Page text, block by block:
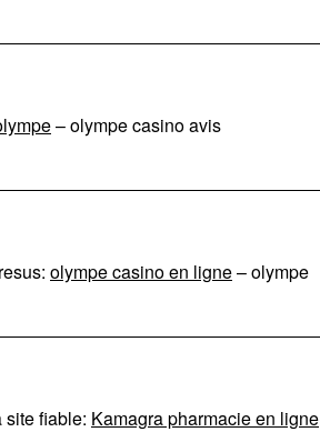
– olympe casino avis
olympe casino en ligne– olympe
site fiable: Kamagra pharmacie en ligne